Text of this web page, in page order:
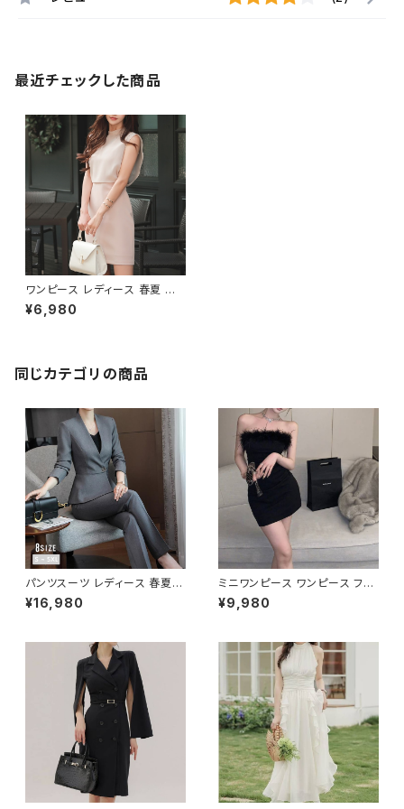
最近チェックした商品
ワンピース レディース 春夏 秋
冬 春 夏 秋 冬 ドレスワンピース
ドレス ノースリーブ ひざ丈 タイ
国 ファッション オフィスカジュア
ル 韓国風 キャバドレス ナイトド
ュ 大人 カジュアル 10代 20代
30代 40代 C-OSS0058
¥6,980
同じカテゴリの商品
パンツスーツ レディース 春夏
秋冬 春 夏 秋 冬 黒 紺 スーツ
上下セット 2点セット ジャケット
ビジネススーツ ロング パンツス
ーツ ロングパンツ ペプラム ノー
カラースーツ ペプラムジャケット
レディーススーツ 大きいサイズ
オフィス OL オフィスカジュアル
ビジネス 結婚式 パーティー お
呼ばれ ブラック ネイビー グレ
ー S M L XL 2XL 3XL 4XL 5
XL 10代 20代 30代 40代 C-
WAW1079
¥16,980
ミニワンピース ワンピース フェ
ザーデザイン タイトワンピース
チューブトップ レディース 春夏
ワンピドレス OL エレガント フ
ォーマル ブラック ボルドー ホワ
イト 大きいサイズ きれいめ ドレ
スワンピース お呼ばれ 韓国 フ
ァッション オフィスカジュアル 韓
国風 キャバドレス ナイトドレス
ナイトワンピ カジュアル 10代 2
0代 30代 40代 C-OSS0127
¥9,980